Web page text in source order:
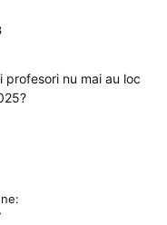
profesori nu mai au loc